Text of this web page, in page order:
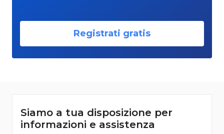
Registrati gratis
Siamo a tua disposizione per
informazioni e assistenza